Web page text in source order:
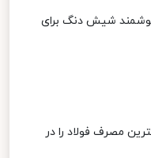
شیش دنگ برای
مصرف فولاد را در